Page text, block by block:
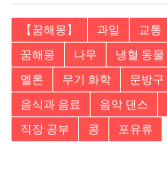
【꿈해몽】 과일 교통
꿈해몽
나무 냉혈 동물
멜론
무기 화학 문방구
음식과 음료
음악 댄스
직장 공부
콩 포유류